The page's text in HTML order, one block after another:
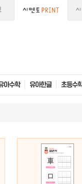
아수학 유아한글 초등수